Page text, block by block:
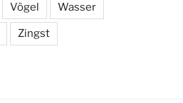
Vögel Wasser
Zingst